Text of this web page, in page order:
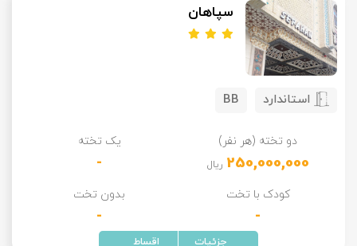
سپاهان
استاندارد BB
دو تخته (هر نفر)
250,000,000 ریال
یک تخته
-
کودک با تخت
-
بدون تخت
-